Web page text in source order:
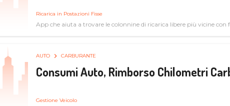
Ricarica in Postazioni Fisse
App che aiuta a trovare le colonnine di ricarica libere più vicine con
AUTO CARBURANTE
Consumi Auto, Rimborso Chilometri
Gestione Veicolo